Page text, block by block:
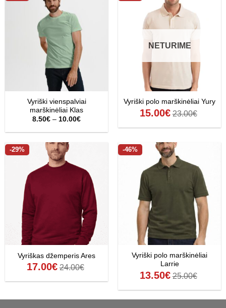
Vyriški vienspalviai
marškinėliai Klas
8.50€ – 10.00€Price
8.50€
NETURIME
Vyriški polo marškinėliai Yury
15.00€ 23.00€
-29%
Vyriškas džemperis Ares
17.00€ 24.00€
-46%
Vyriški polo marškinėliai
Larrie
13.50€ 25.00€